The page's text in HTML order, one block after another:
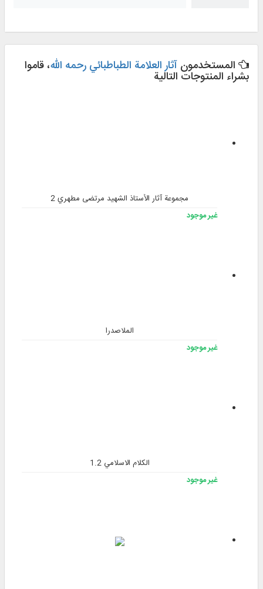
المستخدمون آثار العلامة الطباطبائي رحمه الله، قاموا
بشراء المنتوجات التالية
مجموعة آثار الأستاذ الشهید مرتضی مطهري 2
غير موجود
الملاصدرا
غير موجود
الكلام الاسلامي 1.2
غير موجود